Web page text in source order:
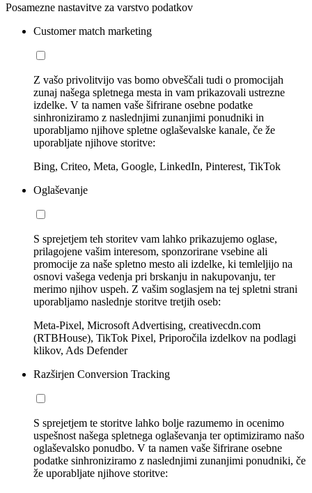
Posamezne nastavitve za varstvo podatkov
Customer match marketing
Z vašo privolitvijo vas bomo obveščali tudi o promocijah
zunaj našega spletnega mesta in vam prikazovali ustrezne
izdelke. V ta namen vaše šifrirane osebne podatke
sinhroniziramo z naslednjimi zunanjimi ponudniki in
uporabljamo njihove spletne oglaševalske kanale, če že
uporabljate njihove storitve:
Bing, Criteo, Meta, Google, LinkedIn, Pinterest, TikTok
Oglaševanje
S sprejetjem teh storitev vam lahko prikazujemo oglase,
prilagojene vašim interesom, sponzorirane vsebine ali
promocije za naše spletno mesto ali izdelke, ki temleljijo na
osnovi vašega vedenja pri brskanju in nakupovanju, ter
merimo njihov uspeh. Z vašim soglasjem na tej spletni strani
uporabljamo naslednje storitve tretjih oseb:
Meta-Pixel, Microsoft Advertising, creativecdn.com
(RTBHouse), TikTok Pixel, Priporočila izdelkov na podlagi
klikov, Ads Defender
Razširjen Conversion Tracking
S sprejetjem te storitve lahko bolje razumemo in ocenimo
uspešnost našega spletnega oglaševanja ter optimiziramo našo
oglaševalsko ponudbo. V ta namen vaše šifrirane osebne
podatke sinhroniziramo z naslednjimi zunanjimi ponudniki, če
že uporabljate njihove storitve: